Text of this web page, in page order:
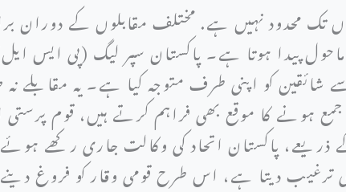
تک محدود نہیں ہے. مختلف مقابلوں کے دوران
پیدا ہوتا ہے۔ پاکستان سپر لیگ (پی ایس
کو اپنی طرف متوجہ کیا ہے۔ یہ مقابلے نہ
جمع ہونے کا موقع بھی فراہم کرتے ہیں، قوم
پاکستان اتحاد کی وکالت جاری رکھے ہوئے
دیتا ہے، اس طرح قومی وقار کو فروغ